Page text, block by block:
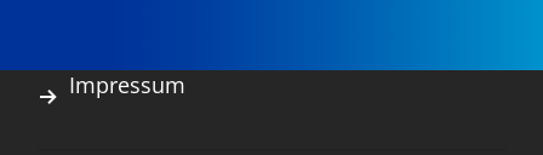
Impressum